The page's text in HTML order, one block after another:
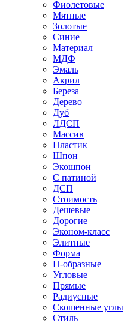
Фиолетовые
Мятные
Золотые
Синие
Материал
МДФ
Эмаль
Акрил
Береза
Дерево
Дуб
ЛДСП
Массив
Пластик
Шпон
Экошпон
С патиной
ДСП
Стоимость
Дешевые
Дорогие
Эконом-класс
Элитные
Форма
П-образные
Угловые
Прямые
Радиусные
Скошенные углы
Стиль